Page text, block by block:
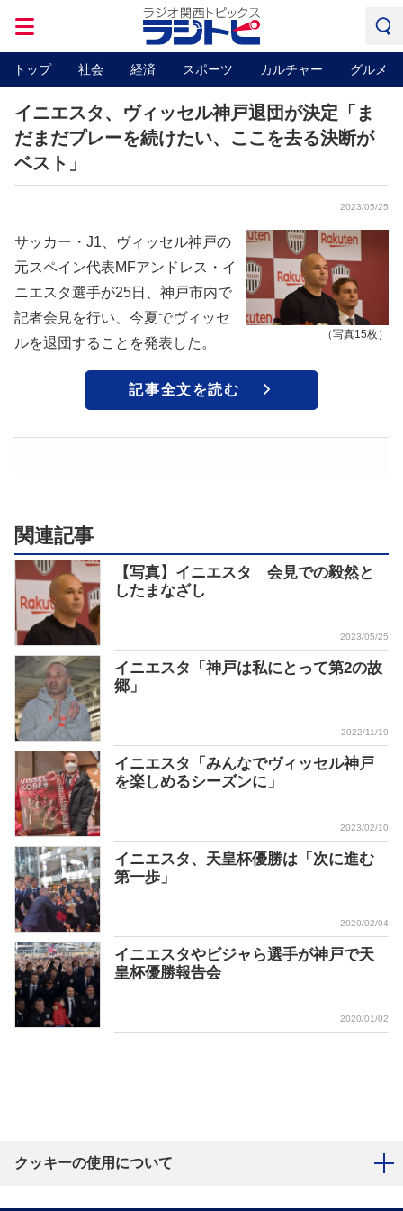
トップ 社会 経済 スポーツ カルチャー グルメ
イニエスタ、ヴィッセル神戸退団が決定「ま
だまだプレーを続けたい、ここを去る決断が
ベスト」
2023/05/25
（写真15枚）
サッカー・J1、ヴィッセル神戸の
元スペイン代表MFアンドレス・イ
ニエスタ選手が25日、神戸市内で
記者会見を行い、今夏でヴィッセ
ルを退団することを発表した。
記事全文を読む
関連記事
【写真】イニエスタ 会見での毅然と
したまなざし
2023/05/25
イニエスタ「神戸は私にとって第2の故
郷」
2022/11/19
イニエスタ「みんなでヴィッセル神戸
を楽しめるシーズンに」
2023/02/10
イニエスタ、天皇杯優勝は「次に進む
第一歩」
2020/02/04
イニエスタやビジャら選手が神戸で天
皇杯優勝報告会
2020/01/02
クッキーの使用について